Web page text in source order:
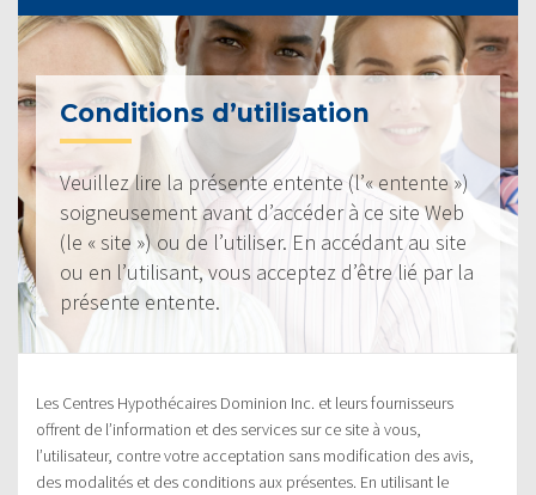
Conditions d’utilisation
Veuillez lire la présente entente (l’« entente »)
soigneusement avant d’accéder à ce site Web
(le « site ») ou de l’utiliser. En accédant au site
ou en l’utilisant, vous acceptez d’être lié par la
présente entente.
Les Centres Hypothécaires Dominion Inc. et leurs fournisseurs
offrent de l’information et des services sur ce site à vous,
l’utilisateur, contre votre acceptation sans modification des avis,
des modalités et des conditions aux présentes. En utilisant le